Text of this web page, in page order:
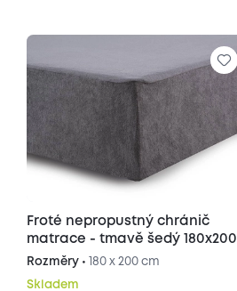
Froté nepropustný chránič
matrace - tmavě šedý 180x200
cm
Rozměry • 180 x 200 cm
Skladem